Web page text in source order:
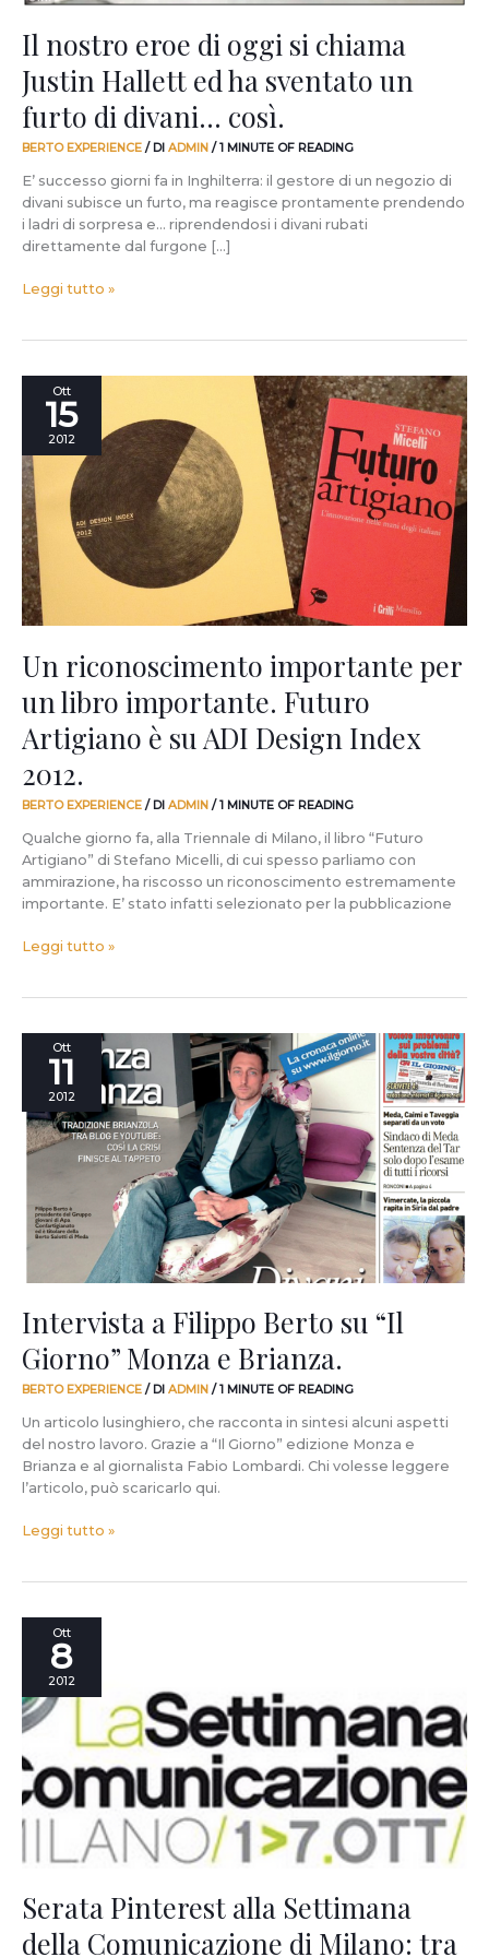
Il nostro eroe di oggi si chiama
Justin Hallett ed ha sventato un
furto di divani… così.
BERTO EXPERIENCE / DI ADMIN /1 MINUTE OF READING
E’ successo giorni fa in Inghilterra: il gestore di un negozio di
divani subisce un furto, ma reagisce prontamente prendendo
i ladri di sorpresa e… riprendendosi i divani rubati
direttamente dal furgone […]
sventato
furto
di
divani…
così.
Leggi tutto »
Ott
15
2012
Un riconoscimento importante per
un libro importante. Futuro
Artigiano è su ADI Design Index
2012.
BERTO EXPERIENCE / DI ADMIN /1 MINUTE OF READING
Qualche giorno fa, alla Triennale di Milano, il libro “Futuro
Artigiano” di Stefano Micelli, di cui spesso parliamo con
ammirazione, ha riscosso un riconoscimento estremamente
importante. E’ stato infatti selezionato per la pubblicazione
riconoscimento
importante
un
libro
importante.
Futuro
Artigiano
è
su
ADI
Index
Leggi tutto »
Ott
11
2012
Intervista a Filippo Berto su “Il
Giorno” Monza e Brianza.
BERTO EXPERIENCE / DI ADMIN /1 MINUTE OF READING
Un articolo lusinghiero, che racconta in sintesi alcuni aspetti
del nostro lavoro. Grazie a “Il Giorno” edizione Monza e
Brianza e al giornalista Fabio Lombardi. Chi volesse leggere
l’articolo, può scaricarlo qui.
Intervista
Filippo
su
“Il
Brianza.
Leggi tutto »
Ott
8
2012
Serata Pinterest alla Settimana
della Comunicazione di Milano: tra
Serata
Pinterest
della
Comunicazione
di
Milano:
tra
i
partecipanti
anche
Salotti.